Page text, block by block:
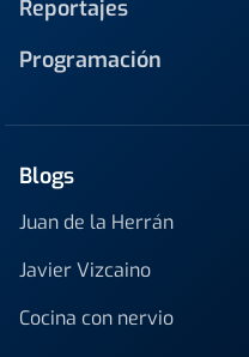
Reportajes
Programación
Blogs
Juan de la Herrán
Javier Vizcaino
Cocina con nervio